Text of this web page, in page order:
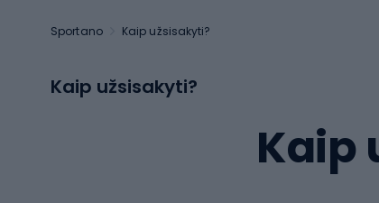
Sportano Kaip užsisakyti?
Kaip užsisakyti?
Kaip